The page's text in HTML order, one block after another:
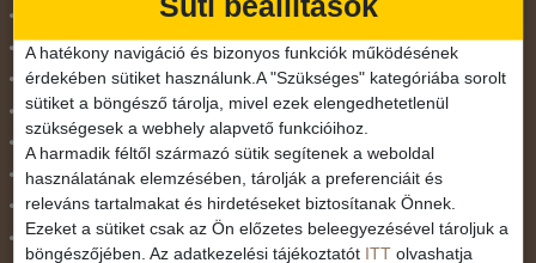
Nőnap
November 1.
Október 23.
Pünkösdi utazás
Szilveszter
Tavaszi szünet
Valentin nap
A hatékony navigáció és bizonyos funkciók működésének
érdekében sütiket használunk.A "Szükséges" kategóriába sorolt
sütiket a böngésző tárolja, mivel ezek elengedhetetlenül
szükségesek a webhely alapvető funkcióihoz.
A harmadik féltől származó sütik segítenek a weboldal
használatának elemzésében, tárolják a preferenciáit és
releváns tartalmakat és hirdetéseket biztosítanak Önnek.
Ezeket a sütiket csak az Ön előzetes beleegyezésével tároljuk a
böngészőjében. Az adatkezelési tájékoztatót ITT olvashatja